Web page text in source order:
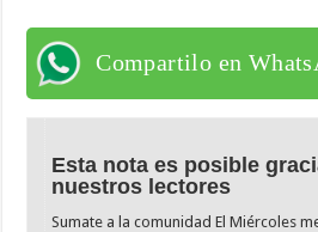
Compartilo en
Esta nota es posible
nuestros lectores
Sumate a la comunidad El Miércoles